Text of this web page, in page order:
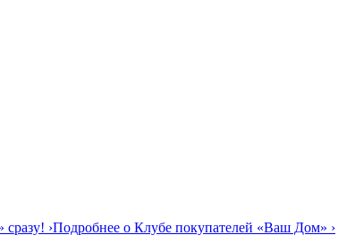
сразу! ›Подробнее о Клубе покупателей «Ваш Дом» ›